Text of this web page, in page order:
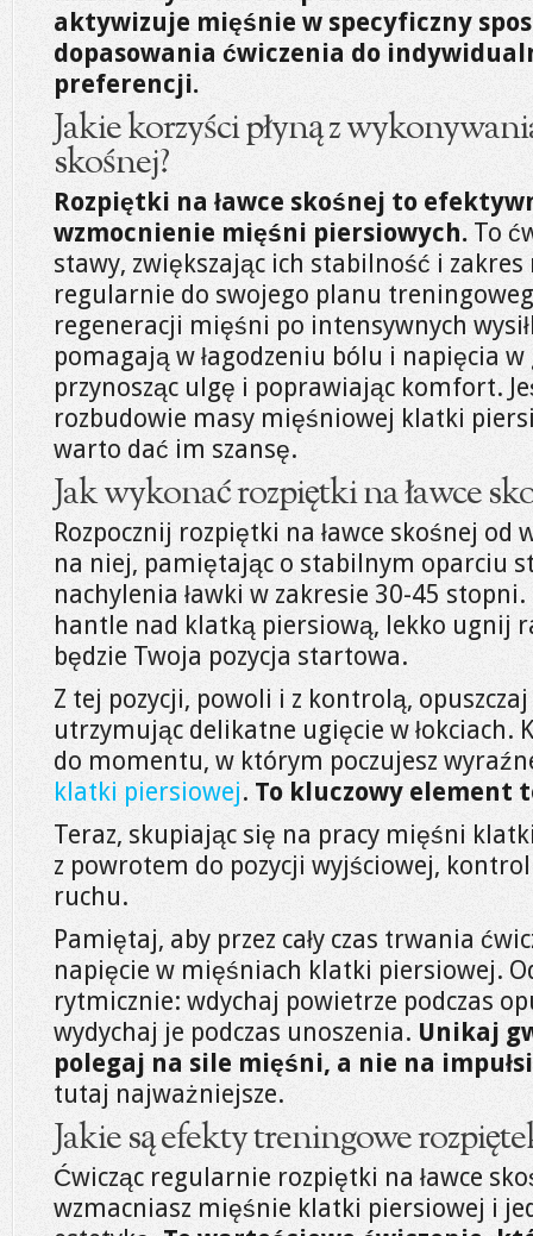
aktywizuje mięśnie w specyficzny
dopasowania ćwiczenia do
preferencji.
Jakie korzyści płyną z
skośnej?
Rozpiętki na ławce skośnej to
wzmocnienie mięśni piersiowych. To
stawy, zwiększając ich stabilność i zakres
regularnie do swojego planu
regeneracji mięśni po intensywnych
pomagają w łagodzeniu bólu i napięcia
przynosząc ulgę i poprawiając komfort.
rozbudowie masy mięśniowej klatki
warto dać im szansę.
Jak wykonać rozpiętki na ławce
Rozpocznij rozpiętki na ławce skośnej od
na niej, pamiętając o stabilnym oparciu
nachylenia ławki w zakresie 30-45
hantle nad klatką piersiową, lekko ugnij
będzie Twoja pozycja startowa.
Z tej pozycji, powoli i z kontrolą, opuszczaj
utrzymując delikatne ugięcie w łokciach.
do momentu, w którym poczujesz
klatki piersiowej. To kluczowy element
Teraz, skupiając się na pracy mięśni
z powrotem do pozycji wyjściowej,
ruchu.
Pamiętaj, aby przez cały czas trwania
napięcie w mięśniach klatki piersiowej.
rytmicznie: wdychaj powietrze podczas
wydychaj je podczas unoszenia. Unikaj
polegaj na sile mięśni, a nie na
tutaj najważniejsze.
Jakie są efekty treningowe
Ćwicząc regularnie rozpiętki na ławce
wzmacniasz mięśnie klatki piersiowej i